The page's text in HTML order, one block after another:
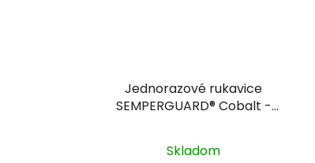
Jednorazové rukavice
SEMPERGUARD® Cobalt -
Skladom